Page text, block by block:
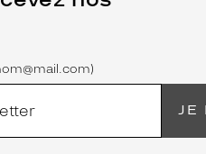
JE